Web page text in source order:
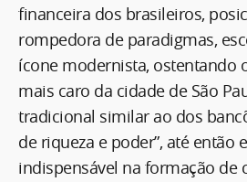
financeira dos brasileiros,
rompedora de paradigmas,
ícone modernista, ostentando
mais caro da cidade de São
tradicional similar ao dos
de riqueza e poder”, até então
indispensável na formação de